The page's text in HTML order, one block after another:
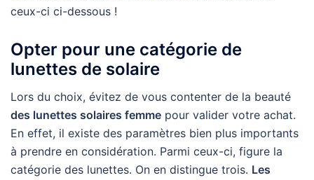
ceux-ci ci-dessous !
Opter pour une catégorie de
lunettes de solaire
Lors du choix, évitez de vous contenter de la beauté
des lunettes solaires femme pour valider votre achat.
En effet, il existe des paramètres bien plus importants
à prendre en considération. Parmi ceux-ci, figure la
catégorie des lunettes. On en distingue trois. Les